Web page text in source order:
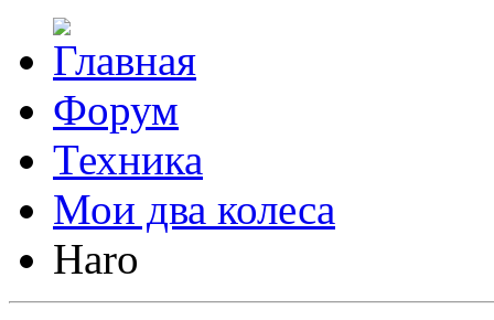
Форум
Техника
Мои два колеса
Haro